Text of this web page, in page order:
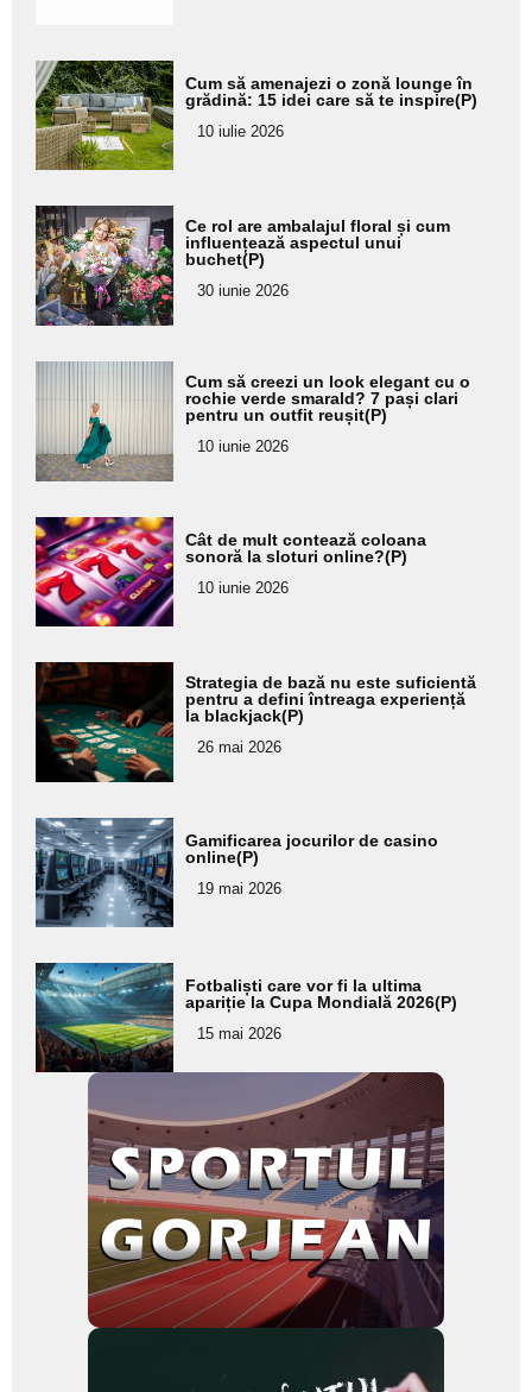
Adaugă
aici textul
pentru
subtitlu
Cum să amenajezi o zonă lounge în
grădină: 15 idei care să te inspire(P)
10 iulie 2026
Adaugă
aici textul
pentru
subtitlu
Ce rol are ambalajul floral și cum
influențează aspectul unui
buchet(P)
30 iunie 2026
Adaugă
aici textul
pentru
subtitlu
Cum să creezi un look elegant cu o
rochie verde smarald? 7 pași clari
pentru un outfit reușit(P)
10 iunie 2026
Adaugă
aici textul
pentru
subtitlu
Cât de mult contează coloana
sonoră la sloturi online?(P)
10 iunie 2026
Adaugă
aici textul
pentru
subtitlu
Strategia de bază nu este suficientă
pentru a defini întreaga experiență
la blackjack(P)
26 mai 2026
Adaugă
aici textul
pentru
subtitlu
Gamificarea jocurilor de casino
online(P)
19 mai 2026
Adaugă
aici textul
pentru
subtitlu
Fotbaliști care vor fi la ultima
apariție la Cupa Mondială 2026(P)
15 mai 2026